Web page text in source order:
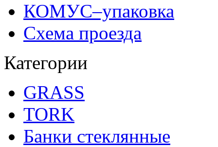
КОМУС–упаковка
Схема проезда
Категории
GRASS
TORK
Банки стеклянные